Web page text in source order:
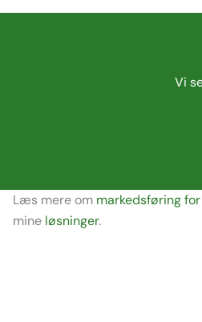
Vi
Læs mere om markedsføring
mine løsninger.